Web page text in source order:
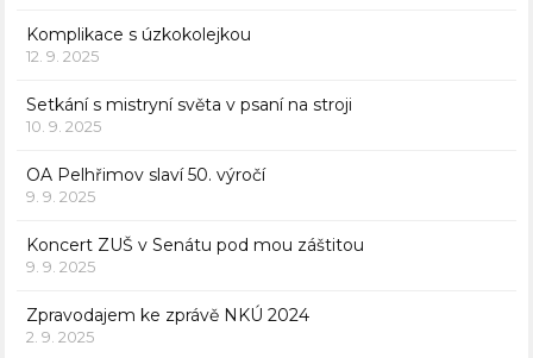
Komplikace s úzkokolejkou
12. 9. 2025
Setkání s mistryní světa v psaní na stroji
10. 9. 2025
OA Pelhřimov slaví 50. výročí
9. 9. 2025
Koncert ZUŠ v Senátu pod mou záštitou
9. 9. 2025
Zpravodajem ke zprávě NKÚ 2024
2. 9. 2025